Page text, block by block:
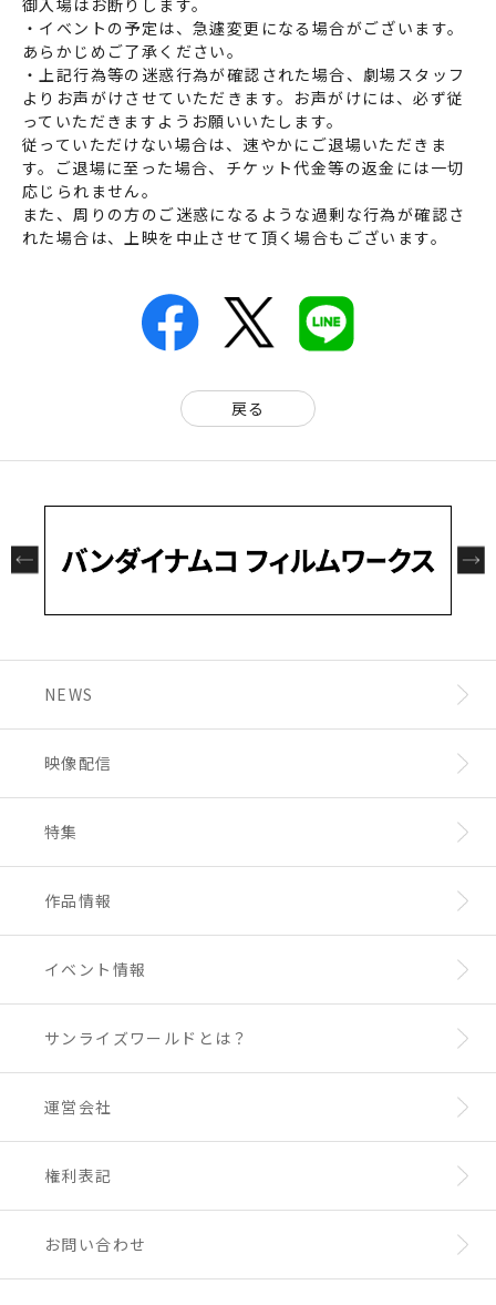
・イベントの予定は、急遽変更になる場合がございます。
あらかじめご了承ください。
・上記行為等の迷惑行為が確認された場合、劇場スタッフ
よりお声がけさせていただきます。お声がけには、必ず従
っていただきますようお願いいたします。
従っていただけない場合は、速やかにご退場いただきま
す。ご退場に至った場合、チケット代金等の返金には一切
応じられません。
また、周りの方のご迷惑になるような過剰な行為が確認さ
れた場合は、上映を中止させて頂く場合もございます。
戻る
NEWS
映像配信
特集
作品情報
イベント情報
サンライズワールドとは？
運営会社
権利表記
お問い合わせ